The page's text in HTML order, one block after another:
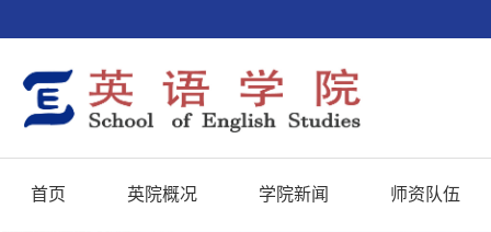
首页 英院概况 学院新闻 师资队伍